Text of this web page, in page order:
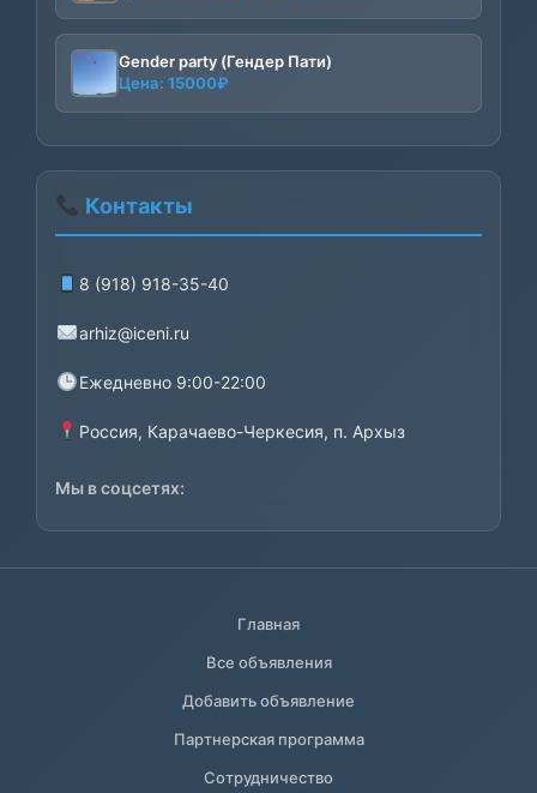
2000₽
–
Gender party (Гендер Пати)
Цена: 15000₽
Контакты
8 (918) 918-35-40
arhiz@iceni.ru
Ежедневно 9:00-22:00
Россия, Карачаево-Черкесия, п. Архыз
Мы в соцсетях:
Главная
Все объявления
Добавить объявление
Партнерская программа
Сотрудничество